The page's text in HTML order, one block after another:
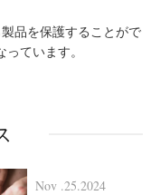
品を保護することがで
ています。
Nov .25.2024